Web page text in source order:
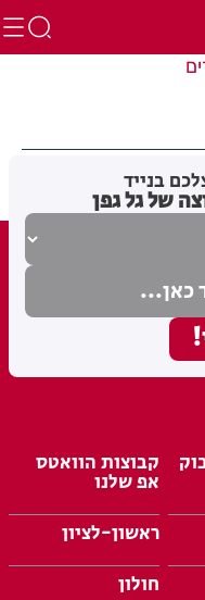
בנייד
של גל גפן
קבוצות הוואטס
אפ שלנו
ראשון-לציון
חולון